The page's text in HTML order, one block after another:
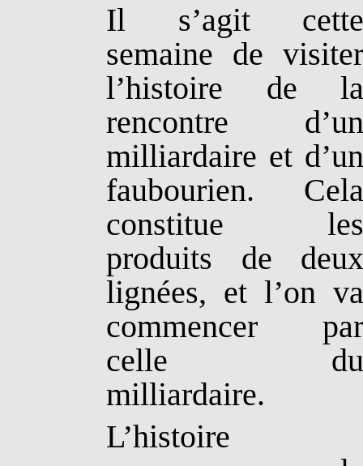
Il s’agit
semaine de
l’histoire de
rencontre
milliardaire et
faubourien.
constitue
produits de
lignées, et l’on
commencer
celle
milliardaire.
L’histoire